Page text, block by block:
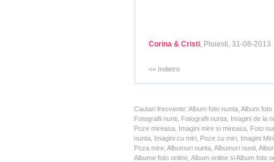
Corina & Cristi, Ploiesti, 31-08-2013
<< Indietro
Cautari frecvente: Album foto nunta, Album
Fotografii nunti, Fotografii nunta, Imagini de la
Poze mireasa, Imagini mire si mireasa, Foto
nunta, Imagini cu miri, Poze cu miri, Imagini
Poza mire, Albumuri nunta, Albumuri nunti,
Albume foto online, Album online si Album foto